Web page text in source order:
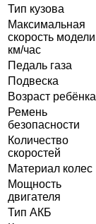
Тип кузова
Максимальная
скорость модели
км/час
Педаль газа
Подвеска
Возраст ребёнка
Ремень
безопасности
Количество
скоростей
Материал колес
Мощность
двигателя
Тип АКБ